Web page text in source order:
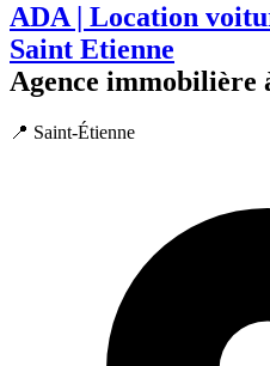
ADA | Location
Saint Etienne
Agence immobilière
📍 Saint-Étienne